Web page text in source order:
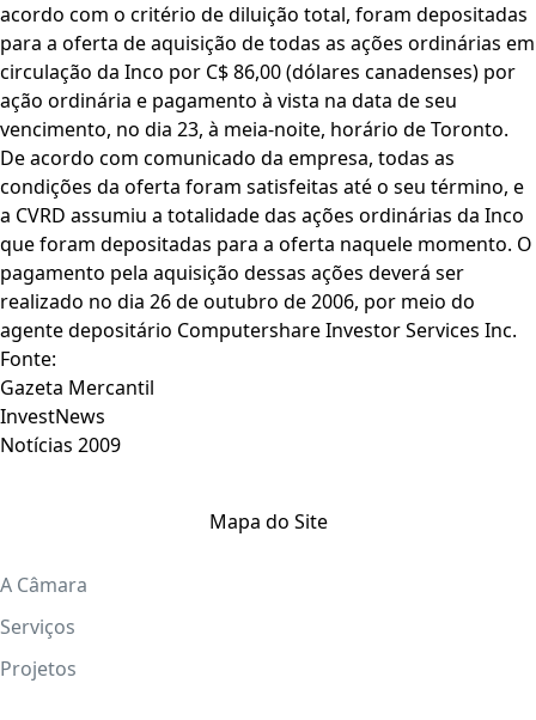
acordo com o critério de diluição total, foram depositadas
para a oferta de aquisição de todas as ações ordinárias em
circulação da Inco por C$ 86,00 (dólares canadenses) por
ação ordinária e pagamento à vista na data de seu
vencimento, no dia 23, à meia-noite, horário de Toronto.
De acordo com comunicado da empresa, todas as
condições da oferta foram satisfeitas até o seu término, e
a CVRD assumiu a totalidade das ações ordinárias da Inco
que foram depositadas para a oferta naquele momento. O
pagamento pela aquisição dessas ações deverá ser
realizado no dia 26 de outubro de 2006, por meio do
agente depositário Computershare Investor Services Inc.
Fonte:
Gazeta Mercantil
InvestNews
Notícias 2009
Mapa do Site
A Câmara
Serviços
Projetos